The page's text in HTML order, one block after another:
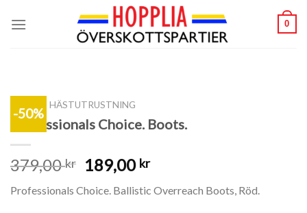
0
-50%
HÄSTUTRUSTNING
Professionals Choice. Boots.
379,00kr 189,00 kr
Professionals Choice. Ballistic Overreach Boots, Röd.